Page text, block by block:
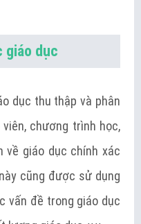
giáo dục
dục thu thập và phân
chương trình học,
về giáo dục chính xác
cũng được sử dụng
vấn đề trong giáo dục